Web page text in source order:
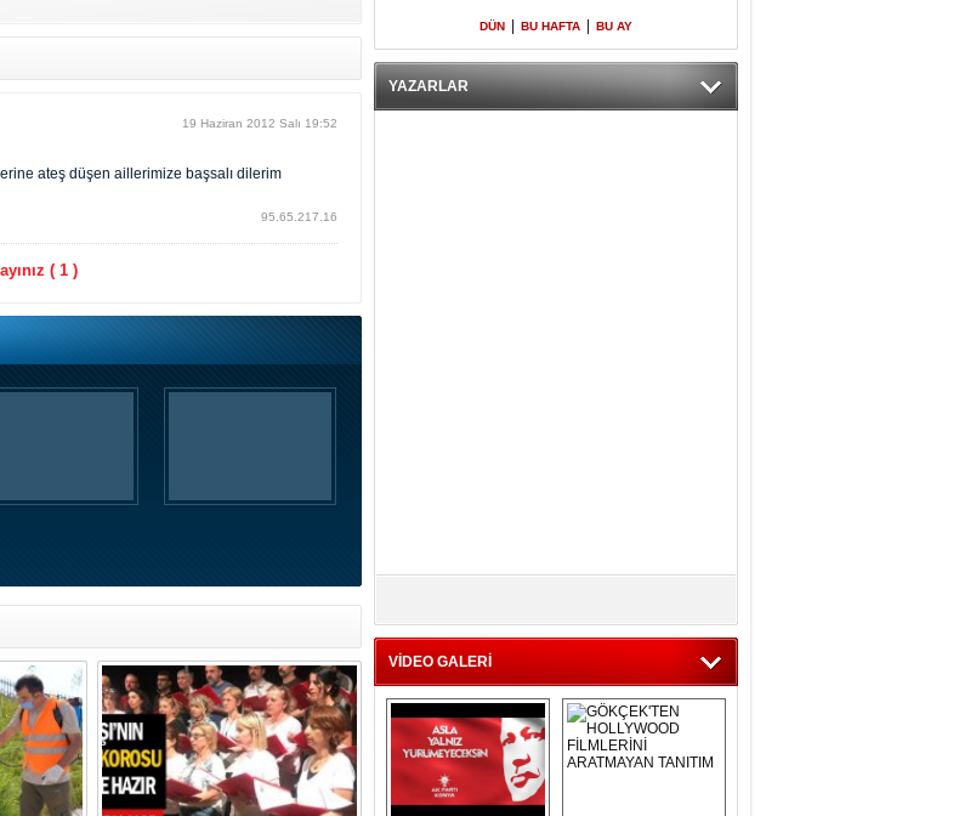
19 Haziran 2012 Salı 19:52
ateş düşen aillerimize başsalı dilerim
95.65.217.16
( 1 )
DÜN BU HAFTA BU AY
YAZARLAR
VİDEO GALERİ